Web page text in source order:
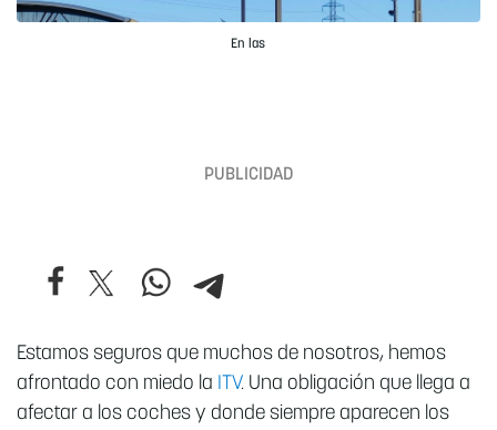
En las
Estamos seguros que muchos de nosotros, hemos
afrontado con miedo la ITV. Una obligación que llega a
afectar a los coches y donde siempre aparecen los